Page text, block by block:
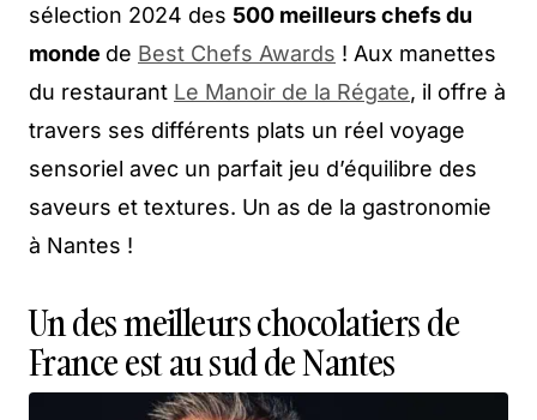
sélection 2024 des 500 meilleurs chefs du
monde de Best Chefs Awards ! Aux manettes
du restaurant Le Manoir de la Régate, il offre à
travers ses différents plats un réel voyage
sensoriel avec un parfait jeu d’équilibre des
saveurs et textures. Un as de la gastronomie
à Nantes !
Un des meilleurs chocolatiers de
France est au sud de Nantes